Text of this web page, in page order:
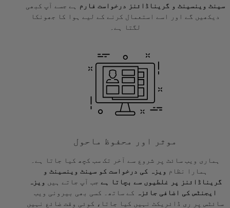
سینٹ وینسینٹ و گریناڈائنز درخواست فارم
ہے جسے آپ کبھی
دیکھیں گے اور اسے استعمال کرنے کے لیے ہوا کا جھونکا
لگتا ہے۔
موثر اور محفوظ ماحول
ہماری ویب سائٹ پر شروع سے آخر تک سب کچھ کیا جاتا ہے۔
ہمارا نظام ویزہ کی درخواست کو سینٹ وینسینٹ و
گریناڈائنز پر غلطیوں سے بچاتا ہے جب آپ جاتے ہیں
ویزہ
ایجنٹس کی اضافی جائزہ
کے ساتھ۔ کسی بھی بیرونی ویب
سائٹس پر ری ڈائریکٹ نہیں کیا جاتا، کوئی وقت ضائع نہیں